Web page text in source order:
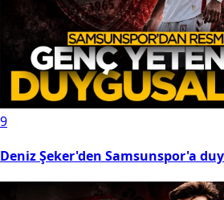
9
Deniz Şeker'den Samsunspor'a